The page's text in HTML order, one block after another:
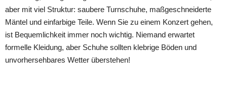
aber mit viel Struktur: saubere Turnschuhe, maßgeschneiderte
Mäntel und einfarbige Teile. Wenn Sie zu einem Konzert gehen,
ist Bequemlichkeit immer noch wichtig. Niemand erwartet
formelle Kleidung, aber Schuhe sollten klebrige Böden und
unvorhersehbares Wetter überstehen!